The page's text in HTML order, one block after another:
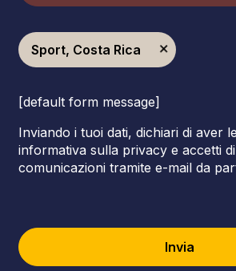
Sport, Costa Rica
[default form message]
Inviando i tuoi dati, dichiari di aver
informativa sulla privacy e accetti
comunicazioni tramite e-mail da
Invia